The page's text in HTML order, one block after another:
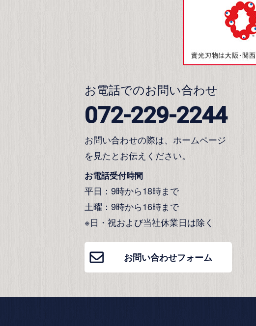
お電話でのお問い合わせ
072-229-2244
お問い合わせの際は、ホームページ
を見たとお伝えください。
お電話受付時間
平日：9時から18時まで
土曜：9時から16時まで
※日・祝および当社休業日は除く
お問い合わせフォーム